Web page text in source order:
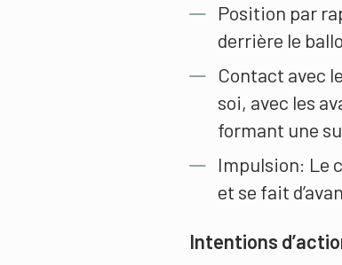
Position par
derrière le
Contact avec
soi, avec les
formant une
Impulsion: Le
et se fait
Intentions